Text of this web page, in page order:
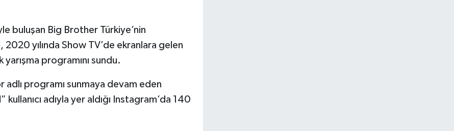
buluşan Big Brother Türkiye’nin
yılında Show TV’de ekranlara gelen
yarışma programını sundu.
adlı programı sunmaya devam eden
adıyla yer aldığı Instagram’da 140